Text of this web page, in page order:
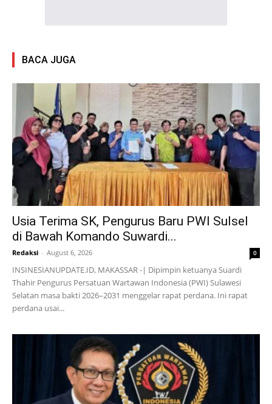
BACA JUGA
Usia Terima SK, Pengurus Baru PWI Sulsel
di Bawah Komando Suwardi...
Redaksi - August 6, 2026 0
INSINESIANUPDATE.ID, MAKASSAR -| Dipimpin ketuanya Suardi
Thahir Pengurus Persatuan Wartawan Indonesia (PWI) Sulawesi
Selatan masa bakti 2026–2031 menggelar rapat perdana. Ini rapat
perdana usai...